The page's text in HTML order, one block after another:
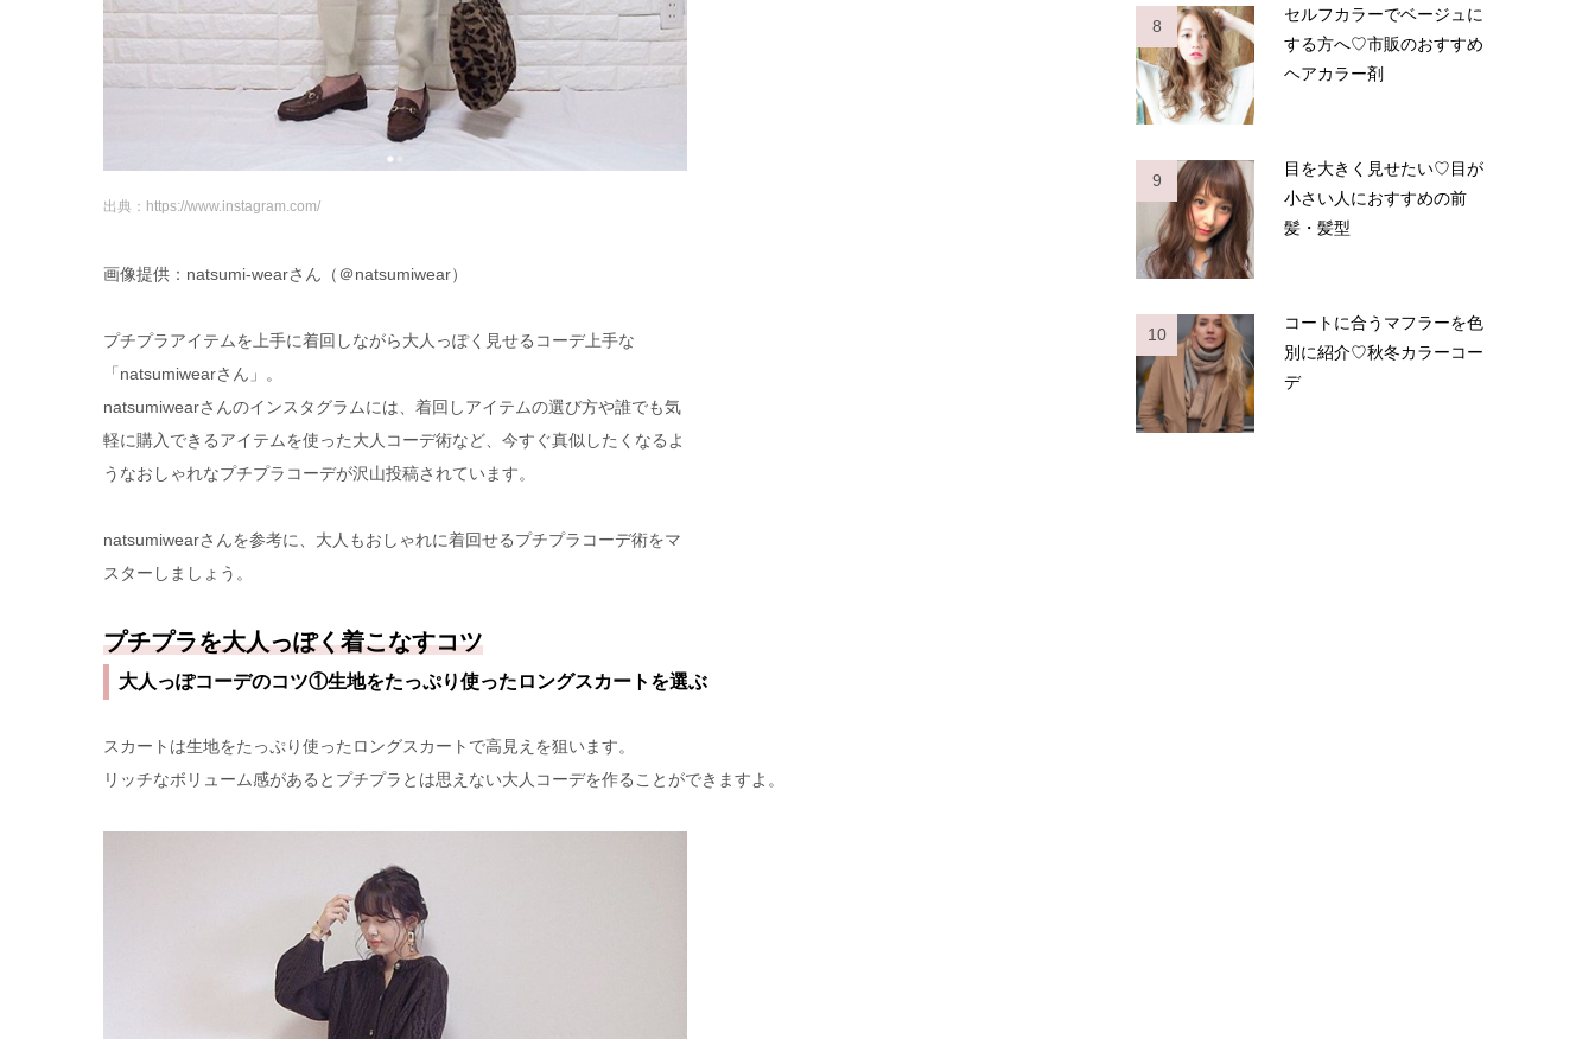
出典：https://www.instagram.com/
画像提供：natsumi-wearさん（＠natsumiwear）
プチプラアイテムを上手に着回しながら大人っぽく見せるコーデ上手な
「natsumiwearさん」。
natsumiwearさんのインスタグラムには、着回しアイテムの選び方や誰でも気
軽に購入できるアイテムを使った大人コーデ術など、今すぐ真似したくなるよ
うなおしゃれなプチプラコーデが沢山投稿されています。
natsumiwearさんを参考に、大人もおしゃれに着回せるプチプラコーデ術をマ
スターしましょう。
プチプラを大人っぽく着こなすコツ
大人っぽコーデのコツ①生地をたっぷり使ったロングスカートを選ぶ
スカートは生地をたっぷり使ったロングスカートで高見えを狙います。
リッチなボリューム感があるとプチプラとは思えない大人コーデを作ることができますよ。
8
セルフカラーでベージュに
する方へ♡市販のおすすめ
ヘアカラー剤
9
目を大きく見せたい♡目が
小さい人におすすめの前
髪・髪型
10
コートに合うマフラーを色
別に紹介♡秋冬カラーコー
デ